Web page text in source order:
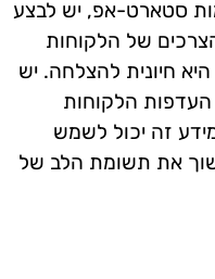
סטארט-אפ, יש לבצע
של הלקוחות
חיונית להצלחה. יש
הלקוחות
זה יכול לשמש
את תשומת הלב של